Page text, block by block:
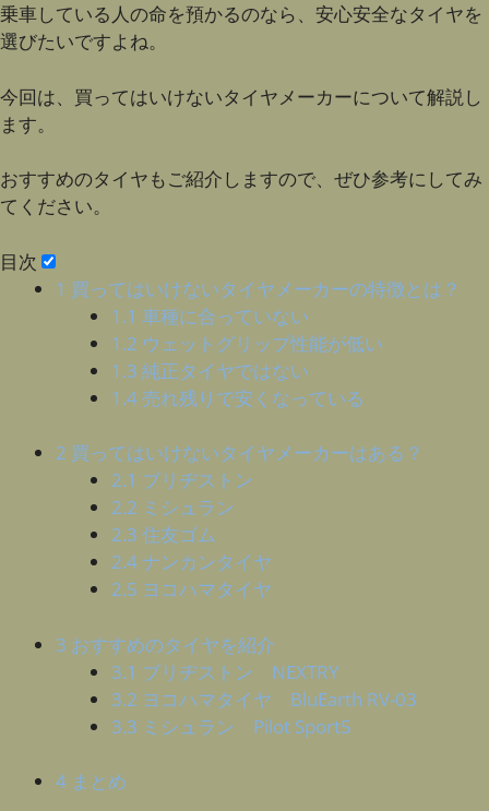
乗車している人の命を預かるのなら、安心安全なタイヤを
選びたいですよね。
今回は、買ってはいけないタイヤメーカーについて解説し
ます。
おすすめのタイヤもご紹介しますので、ぜひ参考にしてみ
てください。
目次
1 買ってはいけないタイヤメーカーの特徴とは？
1.1 車種に合っていない
1.2 ウェットグリップ性能が低い
1.3 純正タイヤではない
1.4売れ残りで安くなっている
2 買ってはいけないタイヤメーカーはある？
2.1 ブリヂストン
2.2 ミシュラン
2.3 住友ゴム
2.4ナンカンタイヤ
2.5 ヨコハマタイヤ
3 おすすめのタイヤを紹介
3.1 ブリヂストン NEXTRY
3.2 ヨコハマタイヤ BluEarth RV-03
3.3 ミシュラン Pilot Sport5
4 まとめ